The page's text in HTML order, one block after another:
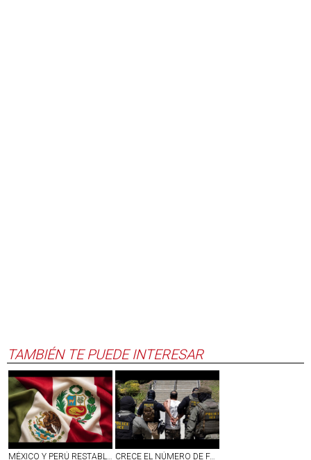
TAMBIÉN TE PUEDE INTERESAR
MÉXICO Y PERÚ RESTABLECEN RELACIONES DIPLOMÁTICAS CRECE EL NÚMERO DE FAMILIAS SEPARADAS POR ICE; 17 MIL DETENIDOS SON PADRES DE NIÑOS ESTADOUNIDENSES